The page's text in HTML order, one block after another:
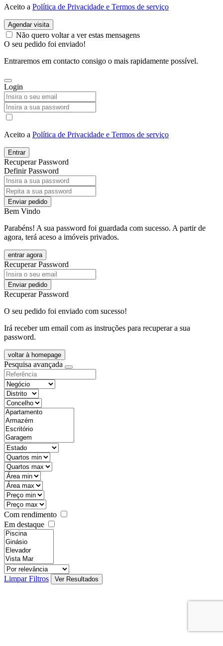
Aceito a Política de Privacidade e Termos de serviço
Agendar visita
Não quero voltar a ver estas mensagens
O seu pedido foi enviado!
Entraremos em contacto consigo o mais rapidamente possível.
Login
Aceito a Política de Privacidade e Termos de serviço
Entrar
Recuperar Password
Definir Password
Enviar pedido
Bem Vindo
Parabéns! A sua password foi guardada com sucesso. A partir de
agora, terá aceso a imóveis privados.
entrar agora
Recuperar Password
Enviar pedido
Recuperar Password
O seu pedido foi enviado com sucesso!
Irá receber um email com as instruções para recuperar a sua
password.
voltar à homepage
Pesquisa avançada
Com rendimento
Em destaque
Limpar Filtros Ver Resultados